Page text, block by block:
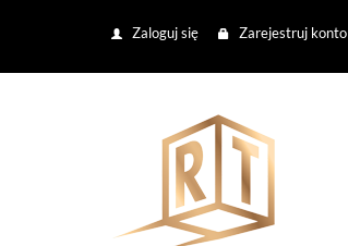
Zaloguj się Zarejestruj konto